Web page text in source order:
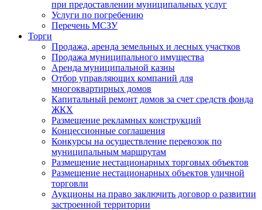
при предоставлении муниципальных услуг
Услуги по погребению
Перечень МСЗУ
Торги
Продажа, аренда земельных и лесных участков
Продажа муниципального имущества
Аренда муниципальной казны
Отбор управляющих компаний для
многоквартирных домов
Капитальный ремонт домов за счет средств фонда
ЖКХ
Размещение рекламных конструкций
Концессионные соглашения
Конкурсы на осуществление перевозок по
муниципальным маршрутам
Размещение нестационарных торговых объектов
Размещение нестационарных объектов уличной
торговли
Аукционы на право заключить договор о развитии
застроенной территории